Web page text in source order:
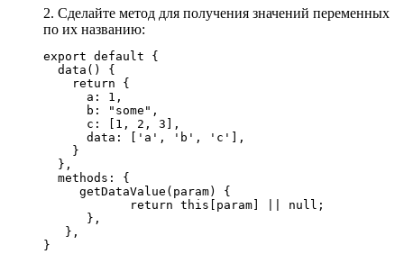
2. Сделайте метод для получения значений переменных
по их названию:
export default {
  data() {
    return {
      a: 1,
      b: "some",
      c: [1, 2, 3],
      data: ['a', 'b', 'c'],
    }
  },
  methods: {
     getDataValue(param) {
            return this[param] || null;
      },
   },
}